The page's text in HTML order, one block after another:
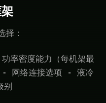
择：
率密度能力（每机架最
- 网络连接选项 - 液冷
别